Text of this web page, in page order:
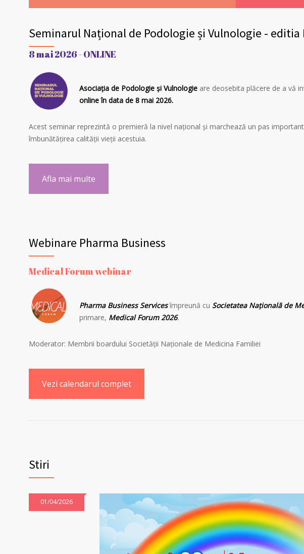
Seminarul Național de Podologie și Vulnologie - editia I
8 mai 2026 - ONLINE
Asociația de Podologie și Vulnologie are deosebita plăcere de a vă
online în data de 8 mai 2026.
Acest seminar reprezintă o premieră la nivel național și marchează un pas
îmbunătățirea calității vieții acestuia.
Afla mai multe
Webinare Pharma Business
Medical Forum webinar
Pharma Business Servicesîmpreună cu Societatea Naţională de
primare, Medical Forum 2026.
Moderator: Membrii boardului Societății Naționale de Medicina Familiei
Vezi calendarul complet
Stiri
01/04/2026